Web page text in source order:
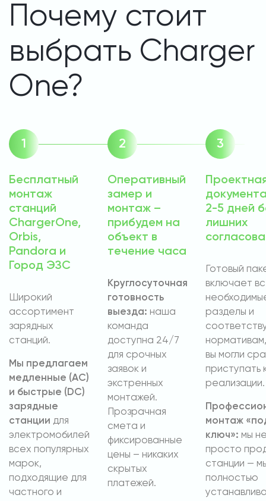
Почему стоит
выбрать Charger
One?
Бесплатный
монтаж
станций
ChargerOne,
Orbis,
Pandora и
Город ЭЗС
Широкий
ассортимент
зарядных
станций.
Мы предлагаем
медленные (AC)
и быстрые (DC)
зарядные
станции для
электромобилей
всех популярных
марок,
подходящие для
частного и
Оперативный
замер и
монтаж –
прибудем на
объект в
течение часа
Круглосуточная
готовность
выезда: наша
команда
доступна 24/7
для срочных
заявок и
экстренных
монтажей.
Прозрачная
смета и
фиксированные
цены – никаких
скрытых
платежей.
2-5 дней
лишних
Готовый
включает
разделы и
вы могли
приступать
реализации.
монтаж
ключ»: мы
просто
станции —
полностью